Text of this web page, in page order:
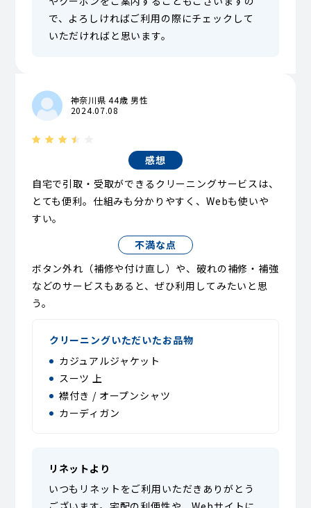
で、よろしければご利用の際にチェックして
いただければと思います。
神奈川県 44歳 男性
2024.07.08
感想
自宅で引取・受取ができるクリーニングサービスは、
とても便利。仕組みも分かりやすく、Webも使いや
すい。
不満な点
ボタン外れ（補修や付け直し）や、破れの補修・補強
などのサービスもあると、ぜひ利用してみたいと思
う。
クリーニングいただいたお品物
カジュアルジャケット
スーツ 上
襟付き / オープンシャツ
カーディガン
リネットより
いつもリネットをご利用いただきありがとう